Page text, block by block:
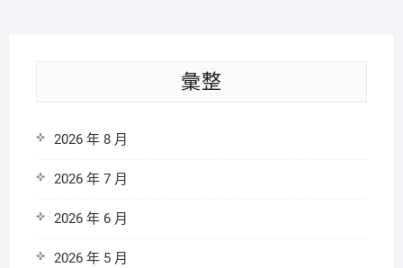
彙整
2026 年 8 月
2026 年 7 月
2026 年 6 月
2026 年 5 月